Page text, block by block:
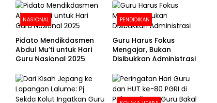
NASIONAL
Pidato Mendikdasmen
Abdul Mu’ti untuk Hari
Guru Nasional 2025
PENDIDIKAN
Guru Harus Fokus
Mengajar, Bukan
Disibukkan Administrasi